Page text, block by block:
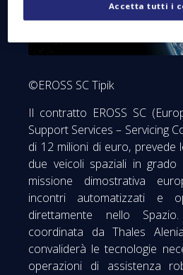
©EROSS SC Tipik
Il contratto EROSS SC
Support Services – Servicing
di 12 milioni di euro, prevede
due veicoli spaziali in
missione dimostrativa
incontri automatizzati e
direttamente nello
coordinata da Thales
convaliderà le tecnologie
operazioni di assistenza
Accetta tutti i